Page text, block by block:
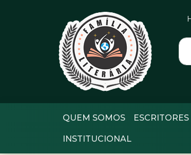
QUEM SOMOS ESCRITORES
INSTITUCIONAL